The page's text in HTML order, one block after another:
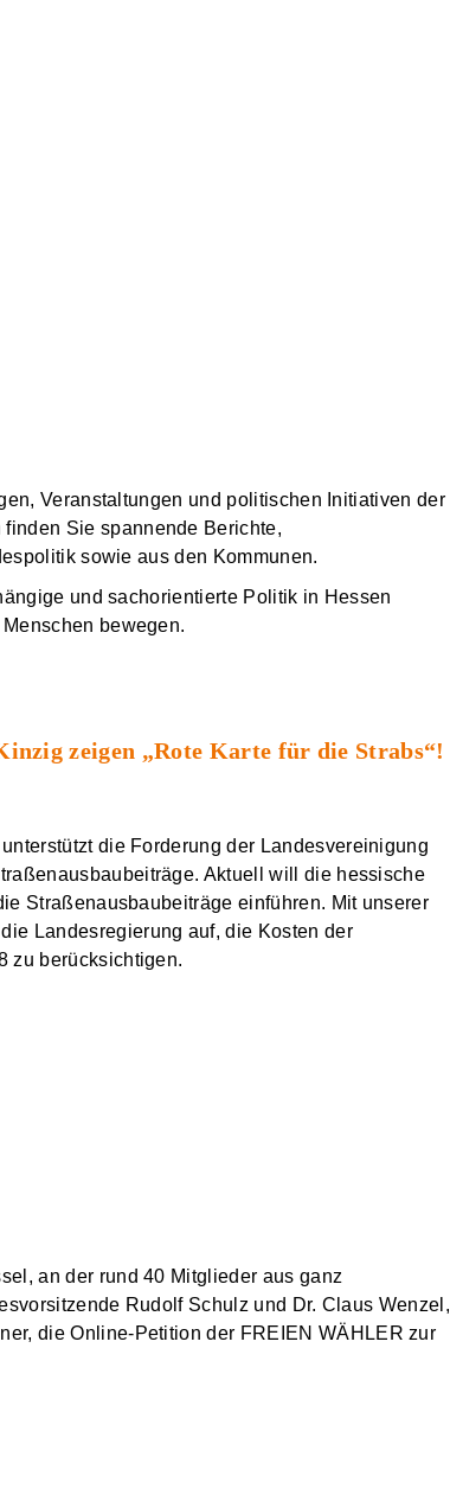
Veranstaltungen und politischen Initiativen der
Sie spannende Berichte,
sowie aus den Kommunen.
und sachorientierte Politik in Hessen
bewegen.
zeigen „Rote Karte für die Strabs“!
die Forderung der Landesvereinigung
Aktuell will die hessische
Straßenausbaubeiträge einführen. Mit unserer
Landesregierung auf, die Kosten der
zu berücksichtigen.
an der rund 40 Mitglieder aus ganz
Rudolf Schulz und Dr. Claus Wenzel,
die Online-Petition der FREIEN WÄHLER zur